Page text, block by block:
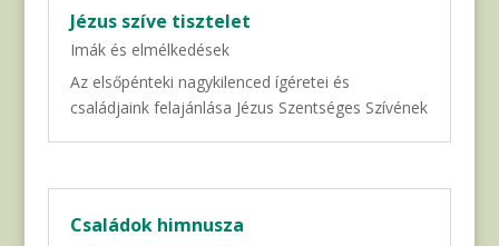
Jézus szíve tisztelet
Imák és elmélkedések
Az elsőpénteki nagykilenced ígéretei és
családjaink felajánlása Jézus Szentséges Szívének
Családok himnusza